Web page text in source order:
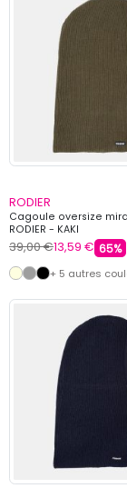
RODIER
Cagoule oversize
RODIER - KAKI
39,00 €13,59 € 65%
+ 5 autres